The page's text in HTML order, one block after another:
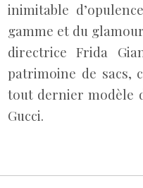
inimitable
gamme et du
directrice Frida
patrimoine de sacs,
tout dernier modèle
Gucci.